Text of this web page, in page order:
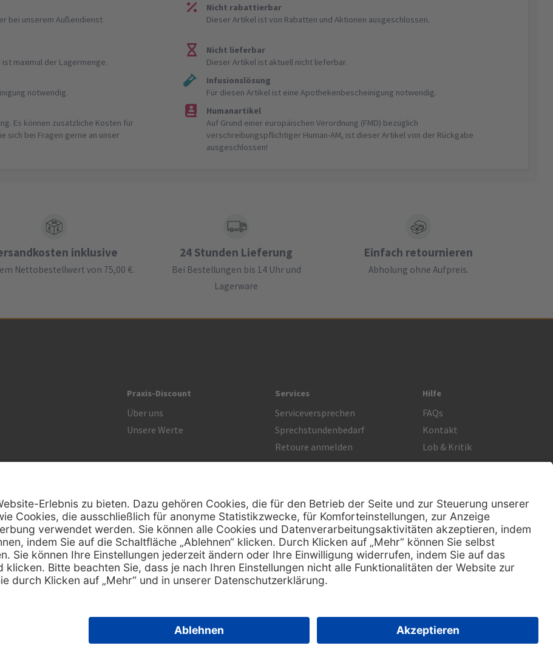
bei unserem Außendienst
Nicht rabattierbar
Dieser Artikel ist von Rabatten und Aktionen ausgeschlossen.
maximal der Lagermenge.
Nicht lieferbar
Dieser Artikel ist aktuell nicht lieferbar.
notwendig.
Infusionslösung
Für diesen Artikel ist eine Apothekenbescheinigung notwendig.
Es können zusätzliche Kosten für
sich bei Fragen gerne an unser
Humanartikel
Auf Grund einer europäischen Verordnung (FMD) bezüglich
verschreibungspflichtiger Human-AM, ist dieser Artikel von der Rückgabe
ausgeschlossen!
inklusive
Nettobestellwert von 75,00 €.
24 Stunden Lieferung
Bei Bestellungen bis 14 Uhr und
Lagerware
Einfach retournieren
Abholung ohne Aufpreis.
Praxis-Discount
Über uns
Unsere Werte
Services
Serviceversprechen
Sprechstundenbedarf
Retoure anmelden
Hilfe
FAQs
Kontakt
Lob & Kritik
Datenschutz
AGB
Nachhaltigkeit
E-Rechnung